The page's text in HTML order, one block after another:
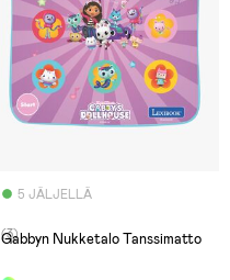
5 JÄLJELLÄ
(3)
Gabbyn Nukketalo Tanssimatto